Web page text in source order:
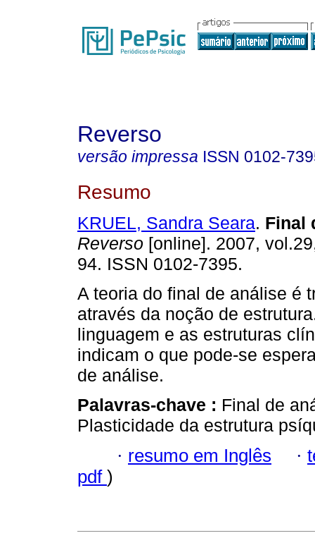
Reverso
versão impressa ISSN 0102-
Resumo
KRUEL, Sandra Seara. Final
Reverso [online]. 2007,
94. ISSN 0102-7395.
A teoria do final de análise é
através da noção de
linguagem e as estruturas
indicam o que pode-se
de análise.
Palavras-chave : Final de
Plasticidade da estrutura
· resumo em Inglês ·
pdf )